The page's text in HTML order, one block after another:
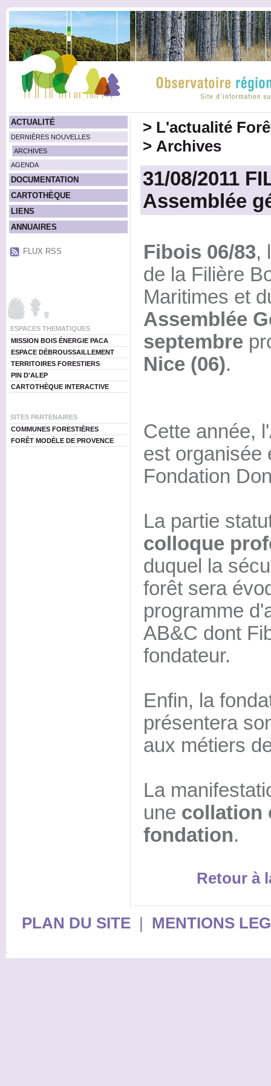
ACTUALITÉ
DERNIÈRES NOUVELLES
ARCHIVES
AGENDA
DOCUMENTATION
CARTOTHÈQUE
LIENS
ANNUAIRES
FLUX RSS
ESPACES THEMATIQUES
MISSION BOIS ÉNERGIE PACA
ESPACE DÉBROUSSAILLEMENT
TERRITOIRES FORESTIERS
PIN D'ALEP
CARTOTHÈQUE INTERACTIVE
SITES PARTENAIRES
COMMUNES FORESTIÈRES
FORÊT MODÈLE DE PROVENCE
> L'actualité
> Archives
31/08/2011
Assemblée
Fibois 06/83,
de la Filière
Maritimes et
Assemblée
septembre
Nice (06).
Cette année,
est organisée
Fondation
La partie
colloque
duquel la
forêt sera
programme
AB&C dont
fondateur.
Enfin, la
présentera
aux métiers
La
une collation
fondation.
Retour à
PLAN DU SITE| MENTIONS